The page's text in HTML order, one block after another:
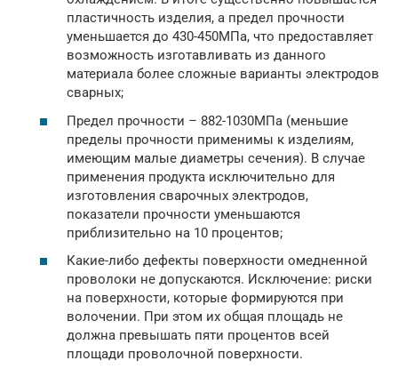
пластичность изделия, а предел прочности
уменьшается до 430-450МПа, что предоставляет
возможность изготавливать из данного
материала более сложные варианты электродов
сварных;
Предел прочности – 882-1030МПа (меньшие
пределы прочности применимы к изделиям,
имеющим малые диаметры сечения). В случае
применения продукта исключительно для
изготовления сварочных электродов,
показатели прочности уменьшаются
приблизительно на 10 процентов;
Какие-либо дефекты поверхности омедненной
проволоки не допускаются. Исключение: риски
на поверхности, которые формируются при
волочении. При этом их общая площадь не
должна превышать пяти процентов всей
площади проволочной поверхности.